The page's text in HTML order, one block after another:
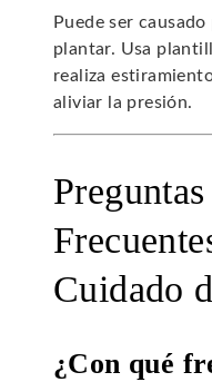
Puede ser
plantar. Usa
realiza
aliviar la presión.
Preguntas
Cuidado
¿Con qué